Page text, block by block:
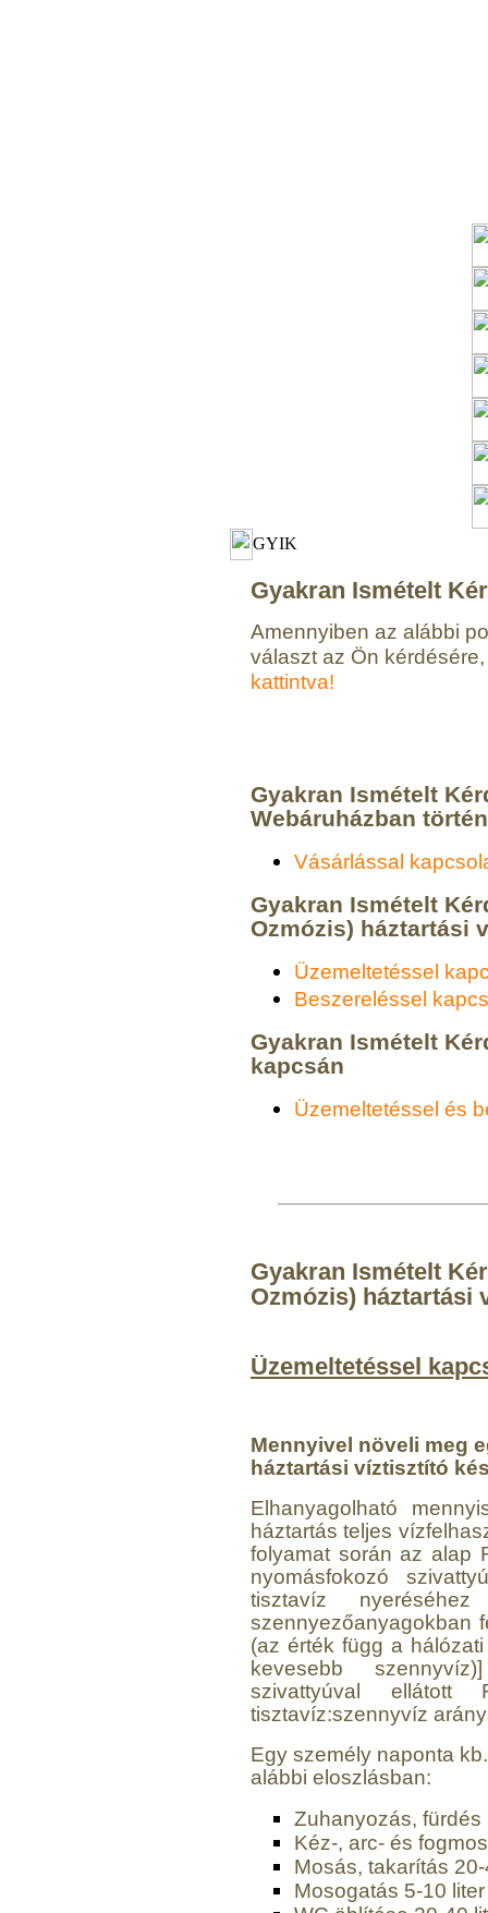
GYIK
Gyakran Ismételt
Amennyiben az alábbi
választ az Ön kérdésére,
kattintva!
Gyakran Ismételt
Webáruházban
Vásárlással
Gyakran Ismételt
Ozmózis) háztartási
Üzemeltetéssel
Beszereléssel
Gyakran Ismételt
kapcsán
Üzemeltetéssel és
Gyakran Ismételt
Ozmózis) háztartási
Üzemeltetéssel
Mennyivel növeli meg
háztartási víztisztító
Elhanyagolható
háztartás teljes
folyamat során az alap
nyomásfokozó
tisztavíz
szennyezőanyagokban
(az érték függ a
kevesebb
szivattyúval ellátott
tisztavíz:szennyvíz
Egy személy naponta
alábbi eloszlásban:
Zuhanyozás, fürdés
Kéz-, arc- és
Mosás, takarítás
Mosogatás 5-10 liter